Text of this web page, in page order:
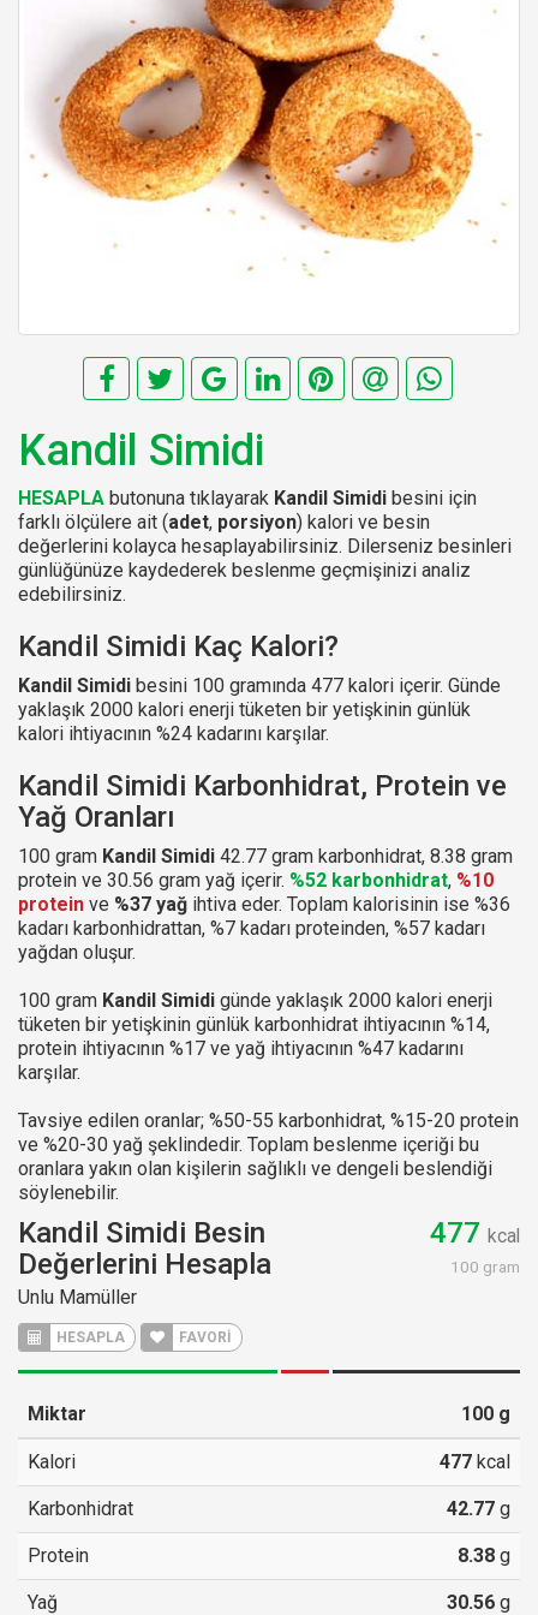
Kandil Simidi
HESAPLA butonuna tıklayarak Kandil Simidi besini için
farklı ölçülere ait (adet, porsiyon) kalori ve besin
değerlerini kolayca hesaplayabilirsiniz. Dilerseniz besinleri
günlüğünüze kaydederek beslenme geçmişinizi analiz
edebilirsiniz.
Kandil Simidi Kaç Kalori?
Kandil Simidi besini 100 gramında 477 kalori içerir. Günde
yaklaşık 2000 kalori enerji tüketen bir yetişkinin günlük
kalori ihtiyacının %24 kadarını karşılar.
Kandil Simidi Karbonhidrat, Protein ve
Yağ Oranları
100 gram Kandil Simidi 42.77 gram karbonhidrat, 8.38 gram
protein ve 30.56 gram yağ içerir. %52 karbonhidrat, %10
protein ve %37 yağ ihtiva eder. Toplam kalorisinin ise %36
kadarı karbonhidrattan, %7 kadarı proteinden, %57 kadarı
yağdan oluşur.
100 gram Kandil Simidi günde yaklaşık 2000 kalori enerji
tüketen bir yetişkinin günlük karbonhidrat ihtiyacının %14,
protein ihtiyacının %17 ve yağ ihtiyacının %47 kadarını
karşılar.
Tavsiye edilen oranlar; %50-55 karbonhidrat, %15-20 protein
ve %20-30 yağ şeklindedir. Toplam beslenme içeriği bu
oranlara yakın olan kişilerin sağlıklı ve dengeli beslendiği
söylenebilir.
Kandil Simidi Besin
Değerlerini Hesapla
Unlu Mamüller
HESAPLA FAVORİ
477 kcal
100 gram
Miktar 100 g
Kalori 477 kcal
Karbonhidrat 42.77 g
Protein 8.38 g
Yağ 30.56 g